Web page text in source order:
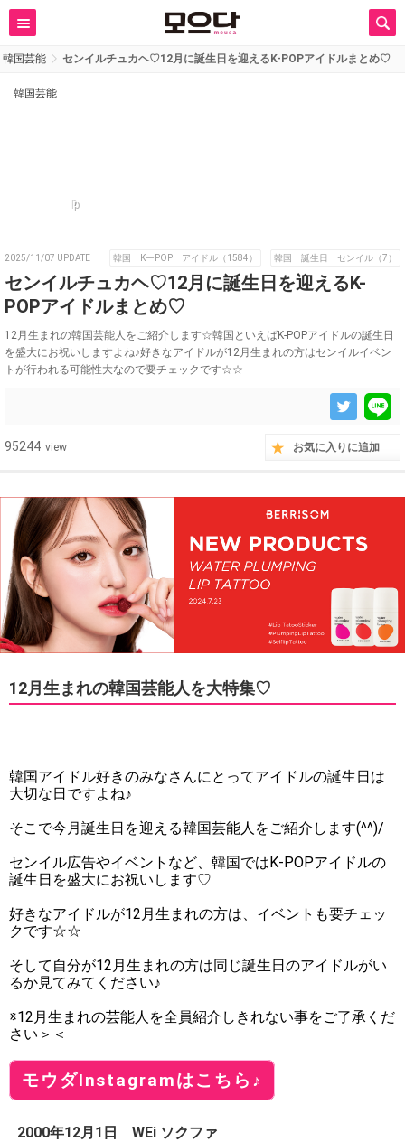
韓国芸能 センイルチュカヘ♡12月に誕生日を迎えるK-POPアイドルまとめ♡
韓国芸能
p
2025/11/07 UPDATE 韓国 KーPOP アイドル（1584） 韓国 誕生日 センイル（7）
センイルチュカヘ♡12月に誕生日を迎えるK-
POPアイドルまとめ♡
12月生まれの韓国芸能人をご紹介します☆韓国といえばK-POPアイドルの誕生日
を盛大にお祝いしますよね♪好きなアイドルが12月生まれの方はセンイルイベン
トが行われる可能性大なので要チェックです☆☆
95244 view お気に入りに追加
12月生まれの韓国芸能人を大特集♡
韓国アイドル好きのみなさんにとってアイドルの誕生日は
大切な日ですよね♪
そこで今月誕生日を迎える韓国芸能人をご紹介します(^^)/
センイル広告やイベントなど、韓国ではK-POPアイドルの
誕生日を盛大にお祝いします♡
好きなアイドルが12月生まれの方は、イベントも要チェッ
クです☆☆
そして自分が12月生まれの方は同じ誕生日のアイドルがい
るか見てみてください♪
※12月生まれの芸能人を全員紹介しきれない事をご了承くだ
さい＞＜
モウダInstagramはこちら♪
2000年12月1日 WEi ソクファ